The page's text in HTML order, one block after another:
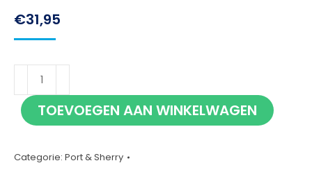
€31,95
Duque
30
Amontillado
TOEVOEGEN AAN WINKELWAGEN
Categorie: Port & Sherry